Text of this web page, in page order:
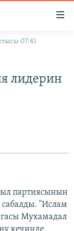
07:41
лидерин
партиясынын
"Ислам
Мухамадал